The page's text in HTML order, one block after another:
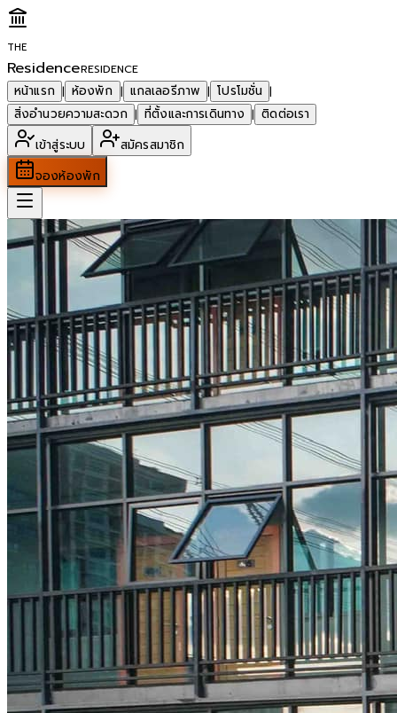
THE
ResidenceRESIDENCE
หน้าแรก | ห้องพัก | แกลเลอรีภาพ | โปรโมชั่น |
สิ่งอำนวยความสะดวก | ที่ตั้งและการเดินทาง | ติดต่อเรา
เข้าสู่ระบบ
สมัครสมาชิก
จองห้องพัก